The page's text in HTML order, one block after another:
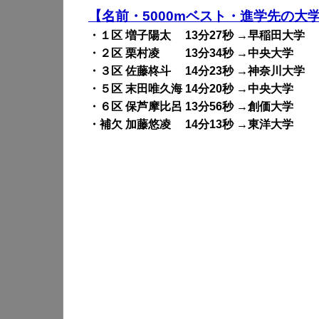
【名前・5000mベスト・進学先の大
・１区 増子陽太 13分27秒 →早稲田大学
・２区 栗村凌 13分34秒 →中央大学
・３区 佐藤柊斗 14分23秒 →神奈川大学
・５区 末田唯久海 14分20秒 →中央大学
・６区 保芦摩比呂 13分56秒 →創価大学
・補欠 加藤悠凌 14分13秒 →東洋大学